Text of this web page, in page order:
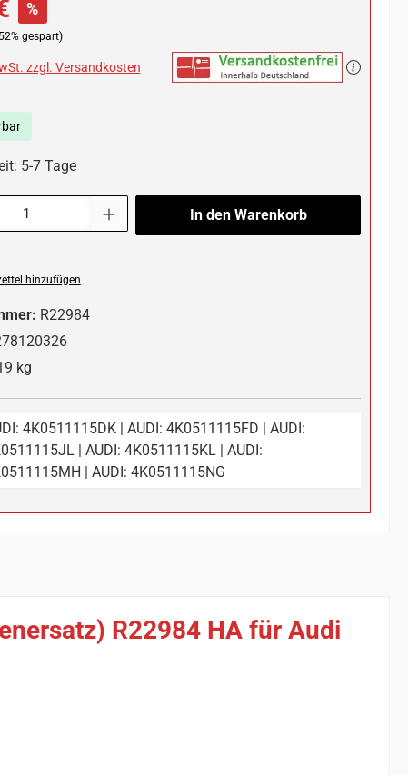
%
gespart)
zzgl. Versandkosten
5-7 Tage
In den Warenkorb
hinzufügen
R22984
kg
4K0511115DK | AUDI: 4K0511115FD | AUDI:
| AUDI: 4K0511115KL | AUDI:
| AUDI: 4K0511115NG
R22984 HA für Audi